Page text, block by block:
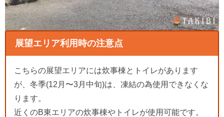
展望エリア利用時の注意点
こちらの展望エリアには炊事棟とトイレがあります
が、冬季(12月〜3月中旬)は、凍結の為使用できなくな
ります。
近くのB東エリアの炊事棟やトイレが使用可能です。